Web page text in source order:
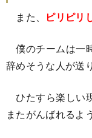
また、 ピリピリ
僕のチームは一
辞めそうな人が送
ひたすら楽しい
またがんばれるよ